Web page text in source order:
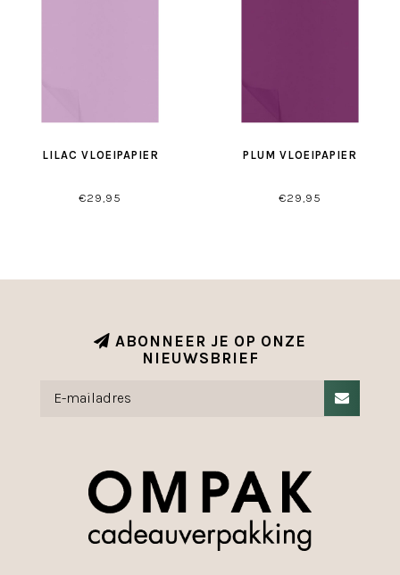
LILAC VLOEIPAPIER
€29,95
PLUM VLOEIPAPIER
€29,95
ABONNEER JE OP ONZE
NIEUWSBRIEF